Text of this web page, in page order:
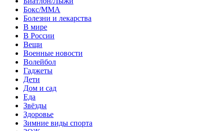
Бокс/MMA
Болезни и лекарства
В мире
В России
Вещи
Военные новости
Волейбол
Гаджеты
Дети
Дом и сад
Еда
Звёзды
Здоровье
Зимние виды спорта